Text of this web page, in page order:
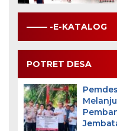
——– -E-KATALOG
POTRET DESA